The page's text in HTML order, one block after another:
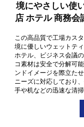
境にやさしい使
店 ホテル 商務
この高品質で工場カス
境に優しいウェットテ
ホテル、ビジネス会議
コ素材は安全で分解可
ンドイメージを際立た
ニーズに対応しており
手や机などの迅速な清掃